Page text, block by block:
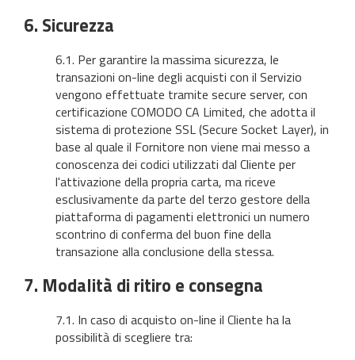
6. Sicurezza
6.1. Per garantire la massima sicurezza, le
transazioni on-line degli acquisti con il Servizio
vengono effettuate tramite secure server, con
certificazione COMODO CA Limited, che adotta il
sistema di protezione SSL (Secure Socket Layer), in
base al quale il Fornitore non viene mai messo a
conoscenza dei codici utilizzati dal Cliente per
l'attivazione della propria carta, ma riceve
esclusivamente da parte del terzo gestore della
piattaforma di pagamenti elettronici un numero
scontrino di conferma del buon fine della
transazione alla conclusione della stessa.
7. Modalità di ritiro e consegna
7.1. In caso di acquisto on-line il Cliente ha la
possibilità di scegliere tra: